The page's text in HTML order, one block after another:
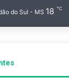
do Sul - MS 18 ℃